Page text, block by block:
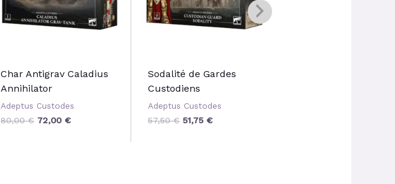
Char Antigrav Caladius
Annihilator
Adeptus Custodes
80,00€ 72,00 €
Sodalité de Gardes
Custodiens
Adeptus Custodes
57,50€ 51,75 €